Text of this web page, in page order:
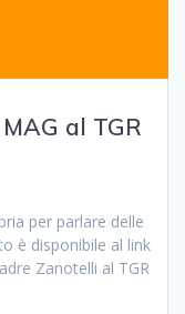
al TGR
per parlare delle
è disponibile al link
Zanotelli al TGR